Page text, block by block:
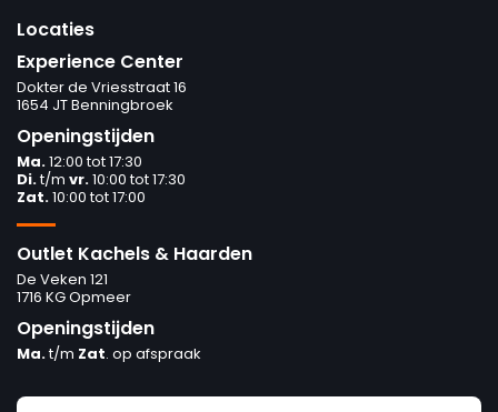
Locaties
Experience Center
Dokter de Vriesstraat 16
1654 JT Benningbroek
Openingstijden
Ma.12:00 tot 17:30
Di.t/m vr.10:00 tot 17:30
Zat.10:00 tot 17:00
Outlet Kachels & Haarden
De Veken 121
1716 KG Opmeer
Openingstijden
Ma.t/m Zat. op afspraak